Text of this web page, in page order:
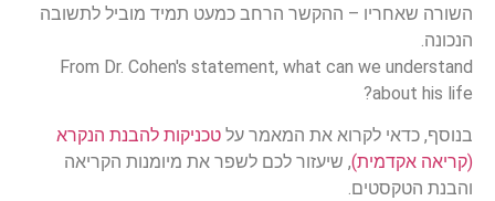
השורה שאחריו – ההקשר הרחב כמעט תמיד מוביל לתשובה
הנכונה.
From Dr. Cohen's statement, what can we understand
about his life?
בנוסף, כדאי לקרוא את המאמר על טכניקות להבנת הנקרא
(קריאה אקדמית), שיעזור לכם לשפר את מיומנות הקריאה
והבנת הטקסטים.